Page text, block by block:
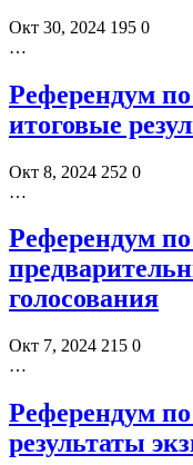
Окт 30, 2024 195 0
…
Референдум
итоговые
Окт 8, 2024 252 0
…
Референдум
голосования
Окт 7, 2024 215 0
…
Референдум
результаты